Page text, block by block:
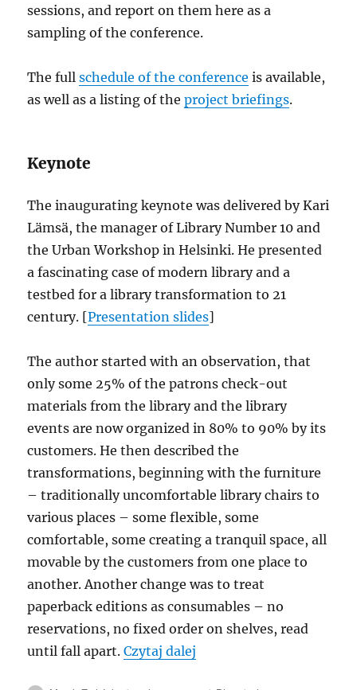
sessions, and report on them here as a
sampling of the conference.
The fullschedule of the conference is available,
as well as a listing of theproject briefings.
Keynote
The inaugurating keynote was delivered by Kari
Lämsä, the manager of Library Number 10 and
the Urban Workshop in Helsinki. He presented
a fascinating case of modern library and a
testbed for a library transformation to 21
century. [Presentation slides]
The author started with an observation, that
only some 25% of the patrons check-out
materials from the library and the library
events are now organized in 80% to 90% by its
customers. He then described the
transformations, beginning with the furniture
– traditionally uncomfortable library chairs to
various places – some flexible, some
comfortable, some creating a tranquil space, all
movable by the customers from one place to
another. Another change was to treat
paperback editions as consumables – no
reservations, no fixed order on shelves, read
until fall apart.Czytaj dalej